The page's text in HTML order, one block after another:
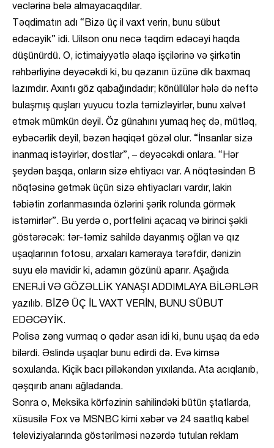
veclərinə belə almayacaqdılar.
Təqdimatın adı “Bizə üç il vaxt verin, bunu sübut
edəcəyik” idi. Uilson onu necə təqdim edəcəyi haqda
düşünürdü. O, ictimaiyyətlə əlaqə işçilərinə və şirkətin
rəhbərliyinə deyəcəkdi ki, bu qəzanın üzünə dik baxmaq
lazımdır. Axıntı göz qabağındadır; könüllülər hələ də neftə
bulaşmış quşları yuyucu tozla təmizləyirlər, bunu xəlvət
etmək mümkün deyil. Öz günahını yumaq heç də, mütləq,
eybəcərlik deyil, bəzən həqiqət gözəl olur. “İnsanlar sizə
inanmaq istəyirlər, dostlar”, – deyəcəkdi onlara. “Hər
şeydən başqa, onların sizə ehtiyacı var. A nöqtəsindən B
nöqtəsinə getmək üçün sizə ehtiyacları vardır, lakin
təbiətin zorlanmasında özlərini şərik rolunda görmək
istəmirlər”. Bu yerdə o, portfelini açacaq və birinci şəkli
göstərəcək: tər-təmiz sahildə dayanmış oğlan və qız
uşaqlarının fotosu, arxaları kameraya tərəfdir, dənizin
suyu elə mavidir ki, adamın gözünü aparır. Aşağıda
ENERJİ VƏ GÖZƏLLİK YANAŞI ADDIMLAYA BİLƏRLƏR
yazılıb. BİZƏ ÜÇ İL VAXT VERİN, BUNU SÜBUT
EDƏCƏYİK.
Polisə zəng vurmaq o qədər asan idi ki, bunu uşaq da edə
bilərdi. Əslində uşaqlar bunu edirdi də. Evə kimsə
soxulanda. Kiçik bacı pilləkəndən yıxılanda. Ata acıqlanıb,
qəşqırıb ananı ağladanda.
Sonra o, Meksika körfəzinin sahilindəki bütün ştatlarda,
xüsusilə Fox və MSNBC kimi xəbər və 24 saatlıq kabel
televiziyalarında göstərilməsi nəzərdə tutulan reklam